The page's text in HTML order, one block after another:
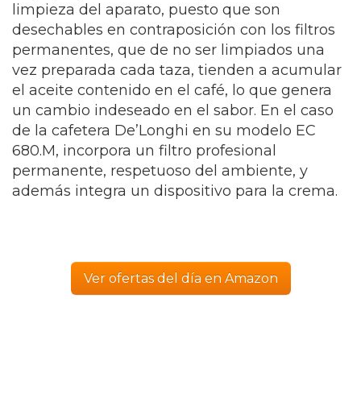
limpieza del aparato, puesto que son
desechables en contraposición con los filtros
permanentes, que de no ser limpiados una
vez preparada cada taza, tienden a acumular
el aceite contenido en el café, lo que genera
un cambio indeseado en el sabor. En el caso
de la cafetera De’Longhi en su modelo EC
680.M, incorpora un filtro profesional
permanente, respetuoso del ambiente, y
además integra un dispositivo para la crema.
Ver ofertas del día en Amazon